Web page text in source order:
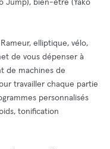
Jump), bien-être (Yako
elliptique, vélo,
de vous dépenser à
de machines de
travailler chaque partie
personnalisés
tonification